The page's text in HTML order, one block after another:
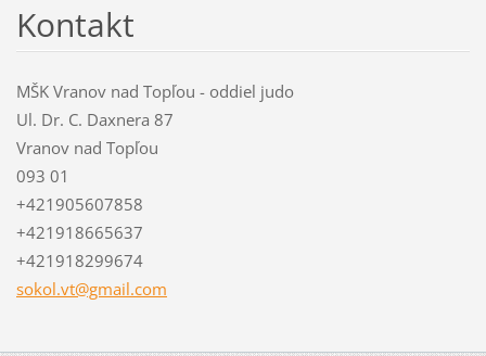
Kontakt
MŠK Vranov nad Topľou - oddiel judo
Ul. Dr. C. Daxnera 87
Vranov nad Topľou
093 01
+421905607858
+421918665637
+421918299674
sokol.vt@gmail.com